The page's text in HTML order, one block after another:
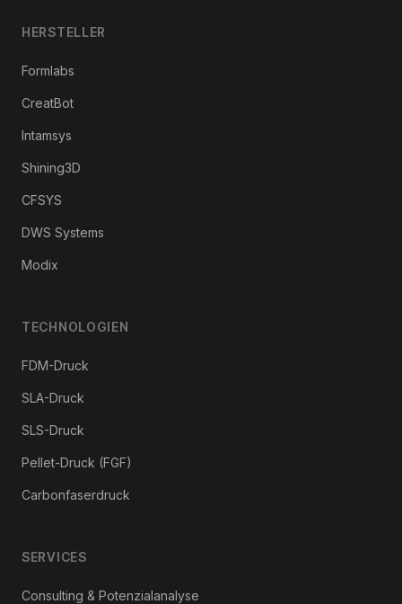
HERSTELLER
Formlabs
CreatBot
Intamsys
Shining3D
CFSYS
DWS Systems
Modix
TECHNOLOGIEN
FDM-Druck
SLA-Druck
SLS-Druck
Pellet-Druck (FGF)
Carbonfaserdruck
SERVICES
Consulting & Potenzialanalyse